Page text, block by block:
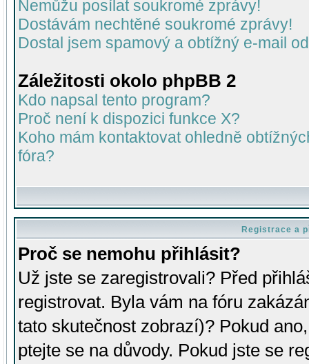
Nemůžu posílat soukromé zprávy!
Dostávám nechtěné soukromé zprávy!
Dostal jsem spamový a obtížný e-mail
Záležitosti okolo phpBB 2
Kdo napsal tento program?
Proč není k dispozici funkce X?
Koho mám kontaktovat ohledně
fóra?
Registrace a
Proč se nemohu přihlásit?
Už jste se zaregistrovali? Před
registrovat. Byla vám na fóru
tato skutečnost zobrazí)? Pokud
ptejte se na důvody. Pokud jste se